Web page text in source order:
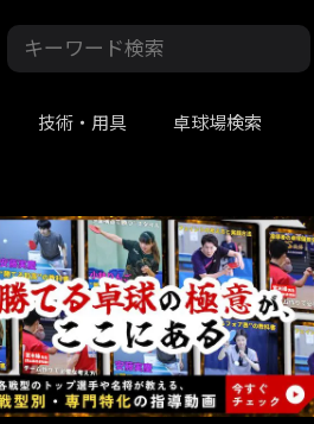
技術・用具 卓球場検索